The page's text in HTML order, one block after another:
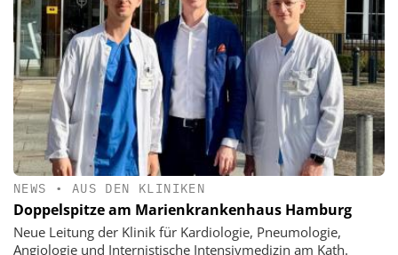
NEWS • AUS DEN KLINIKEN
Doppelspitze am Marienkrankenhaus Hamburg
Neue Leitung der Klinik für Kardiologie, Pneumologie,
Angiologie und Internistische Intensivmedizin am Kath.